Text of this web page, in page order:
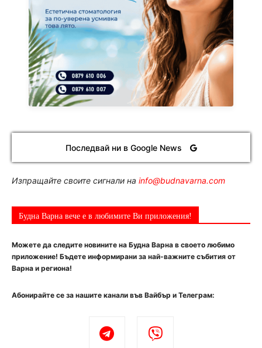
Последвай ни в Google News
Изпращайте своите сигнали на info@budnavarna.com
Будна Варна вече е в любимите Ви приложения!
Можете да следите новините на Будна Варна в своето любимо
приложение! Бъдете информирани за най-важните събития от
Варна и региона!
Абонирайте се за нашите канали във Вайбър и Телеграм: